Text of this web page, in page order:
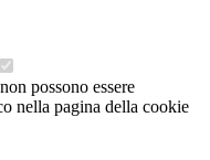
possono essere
nella pagina della cookie